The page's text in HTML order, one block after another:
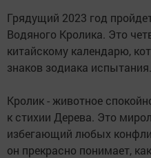
Грядущий 2023 год
Водяного Кролика. Это
китайскому календарю,
знаков зодиака испытания.
Кролик - животное
к стихии Дерева. Это
избегающий любых
он прекрасно понимает,